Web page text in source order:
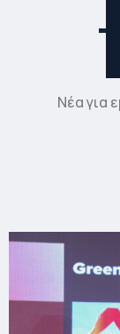
Νέα για